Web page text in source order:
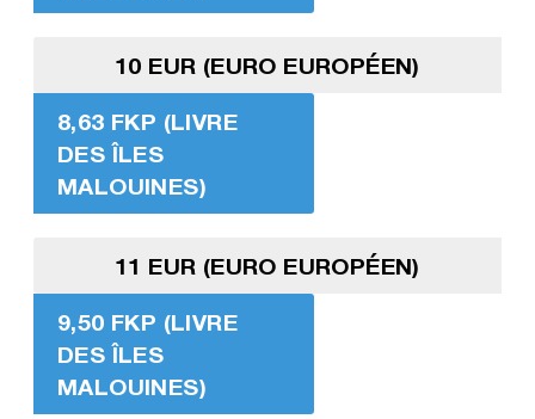
10 EUR (EURO EUROPÉEN)
8,63 FKP (LIVRE
DES ÎLES
MALOUINES)
11 EUR (EURO EUROPÉEN)
9,50 FKP (LIVRE
DES ÎLES
MALOUINES)